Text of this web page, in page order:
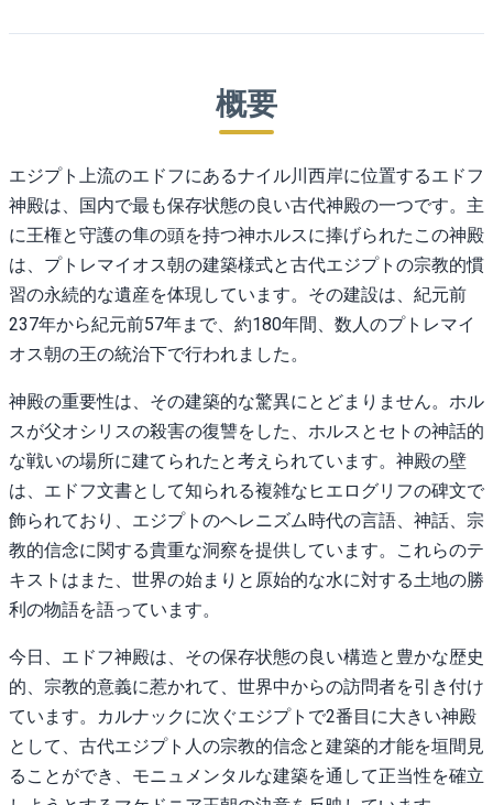
概要
エジプト上流のエドフにあるナイル川西岸に位置するエドフ
神殿は、国内で最も保存状態の良い古代神殿の一つです。主
に王権と守護の隼の頭を持つ神ホルスに捧げられたこの神殿
は、プトレマイオス朝の建築様式と古代エジプトの宗教的慣
習の永続的な遺産を体現しています。その建設は、紀元前
237年から紀元前57年まで、約180年間、数人のプトレマイ
オス朝の王の統治下で行われました。
神殿の重要性は、その建築的な驚異にとどまりません。ホル
スが父オシリスの殺害の復讐をした、ホルスとセトの神話的
な戦いの場所に建てられたと考えられています。神殿の壁
は、エドフ文書として知られる複雑なヒエログリフの碑文で
飾られており、エジプトのヘレニズム時代の言語、神話、宗
教的信念に関する貴重な洞察を提供しています。これらのテ
キストはまた、世界の始まりと原始的な水に対する土地の勝
利の物語を語っています。
今日、エドフ神殿は、その保存状態の良い構造と豊かな歴史
的、宗教的意義に惹かれて、世界中からの訪問者を引き付け
ています。カルナックに次ぐエジプトで2番目に大きい神殿
として、古代エジプト人の宗教的信念と建築的才能を垣間見
ることができ、モニュメンタルな建築を通して正当性を確立